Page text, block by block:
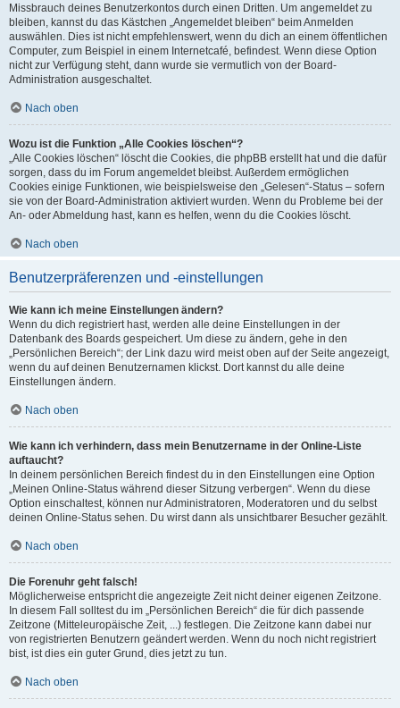
Missbrauch deines Benutzerkontos durch einen Dritten. Um angemeldet zu
bleiben, kannst du das Kästchen „Angemeldet bleiben“ beim Anmelden
auswählen. Dies ist nicht empfehlenswert, wenn du dich an einem öffentlichen
Computer, zum Beispiel in einem Internetcafé, befindest. Wenn diese Option
nicht zur Verfügung steht, dann wurde sie vermutlich von der Board-
Administration ausgeschaltet.
Nach oben
Wozu ist die Funktion „Alle Cookies löschen“?
„Alle Cookies löschen“ löscht die Cookies, die phpBB erstellt hat und die dafür
sorgen, dass du im Forum angemeldet bleibst. Außerdem ermöglichen
Cookies einige Funktionen, wie beispielsweise den „Gelesen“-Status – sofern
sie von der Board-Administration aktiviert wurden. Wenn du Probleme bei der
An- oder Abmeldung hast, kann es helfen, wenn du die Cookies löscht.
Nach oben
Benutzerpräferenzen und -einstellungen
Wie kann ich meine Einstellungen ändern?
Wenn du dich registriert hast, werden alle deine Einstellungen in der
Datenbank des Boards gespeichert. Um diese zu ändern, gehe in den
„Persönlichen Bereich“; der Link dazu wird meist oben auf der Seite angezeigt,
wenn du auf deinen Benutzernamen klickst. Dort kannst du alle deine
Einstellungen ändern.
Nach oben
Wie kann ich verhindern, dass mein Benutzername in der Online-Liste
auftaucht?
In deinem persönlichen Bereich findest du in den Einstellungen eine Option
„Meinen Online-Status während dieser Sitzung verbergen“. Wenn du diese
Option einschaltest, können nur Administratoren, Moderatoren und du selbst
deinen Online-Status sehen. Du wirst dann als unsichtbarer Besucher gezählt.
Nach oben
Die Forenuhr geht falsch!
Möglicherweise entspricht die angezeigte Zeit nicht deiner eigenen Zeitzone.
In diesem Fall solltest du im „Persönlichen Bereich“ die für dich passende
Zeitzone (Mitteleuropäische Zeit, ...) festlegen. Die Zeitzone kann dabei nur
von registrierten Benutzern geändert werden. Wenn du noch nicht registriert
bist, ist dies ein guter Grund, dies jetzt zu tun.
Nach oben